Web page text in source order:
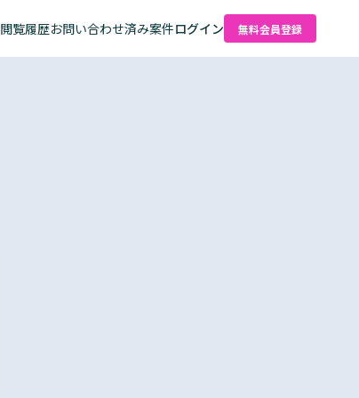
閲覧履歴お問い合わせ済み案件ログイン 無料会員登録